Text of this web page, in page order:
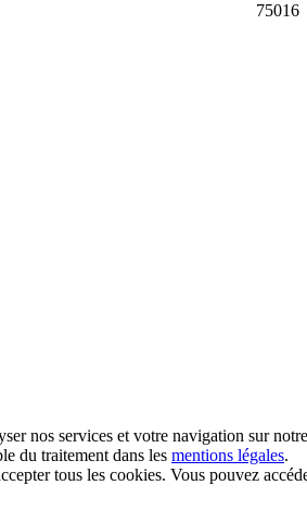
75016
nos services et votre navigation sur
du traitement dans les mentions légales.
tous les cookies. Vous pouvez